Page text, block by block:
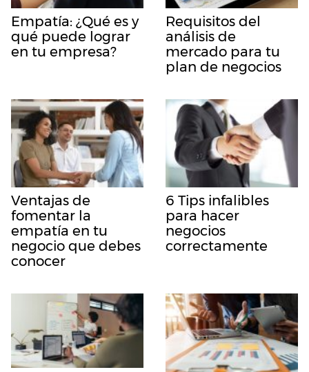
Empatía: ¿Qué es y
qué puede lograr
en tu empresa?
Requisitos del
análisis de
mercado para tu
plan de negocios
Ventajas de
fomentar la
empatía en tu
negocio que debes
conocer
6 Tips infalibles
para hacer
negocios
correctamente